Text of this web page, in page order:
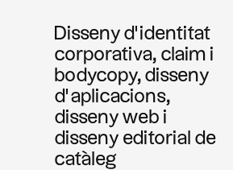
Disseny d’identitat
corporativa, claim i
bodycopy, disseny
d’aplicacions,
disseny web i
disseny editorial de
catàleg